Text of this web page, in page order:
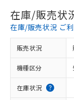
在庫/販売状
在庫/販売状況 ご
販売状況
機種区分
在庫状況